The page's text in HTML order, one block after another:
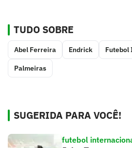
TUDO SOBRE
Abel Ferreira Endrick Futebol
Palmeiras
SUGERIDA PARA VOCÊ!
futebol